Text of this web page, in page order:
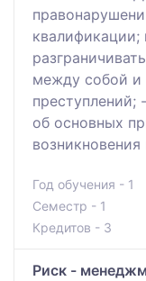
квалификации;
между собой
преступлений;
об основных
Год обучения - 1
Семестр - 1
Кредитов - 3
Риск -